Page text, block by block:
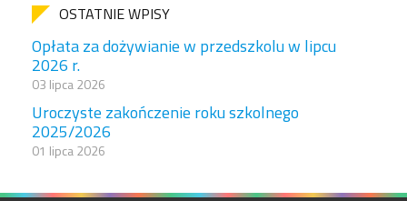
OSTATNIE WPISY
Opłata za dożywianie w przedszkolu w lipcu
2026 r.
03 lipca 2026
Uroczyste zakończenie roku szkolnego
2025/2026
01 lipca 2026